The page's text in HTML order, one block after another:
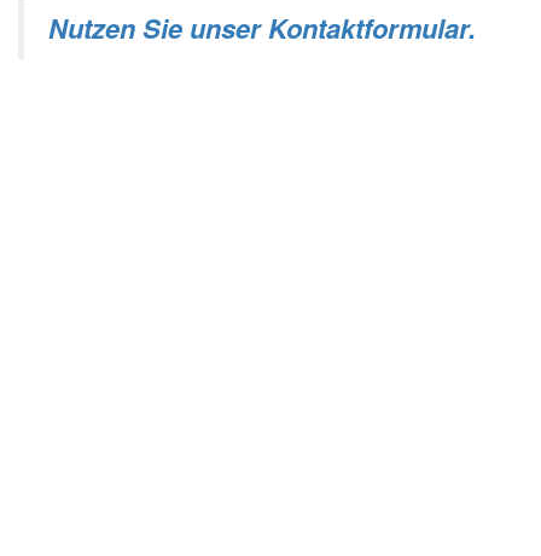
Nutzen Sie unser Kontaktformular.